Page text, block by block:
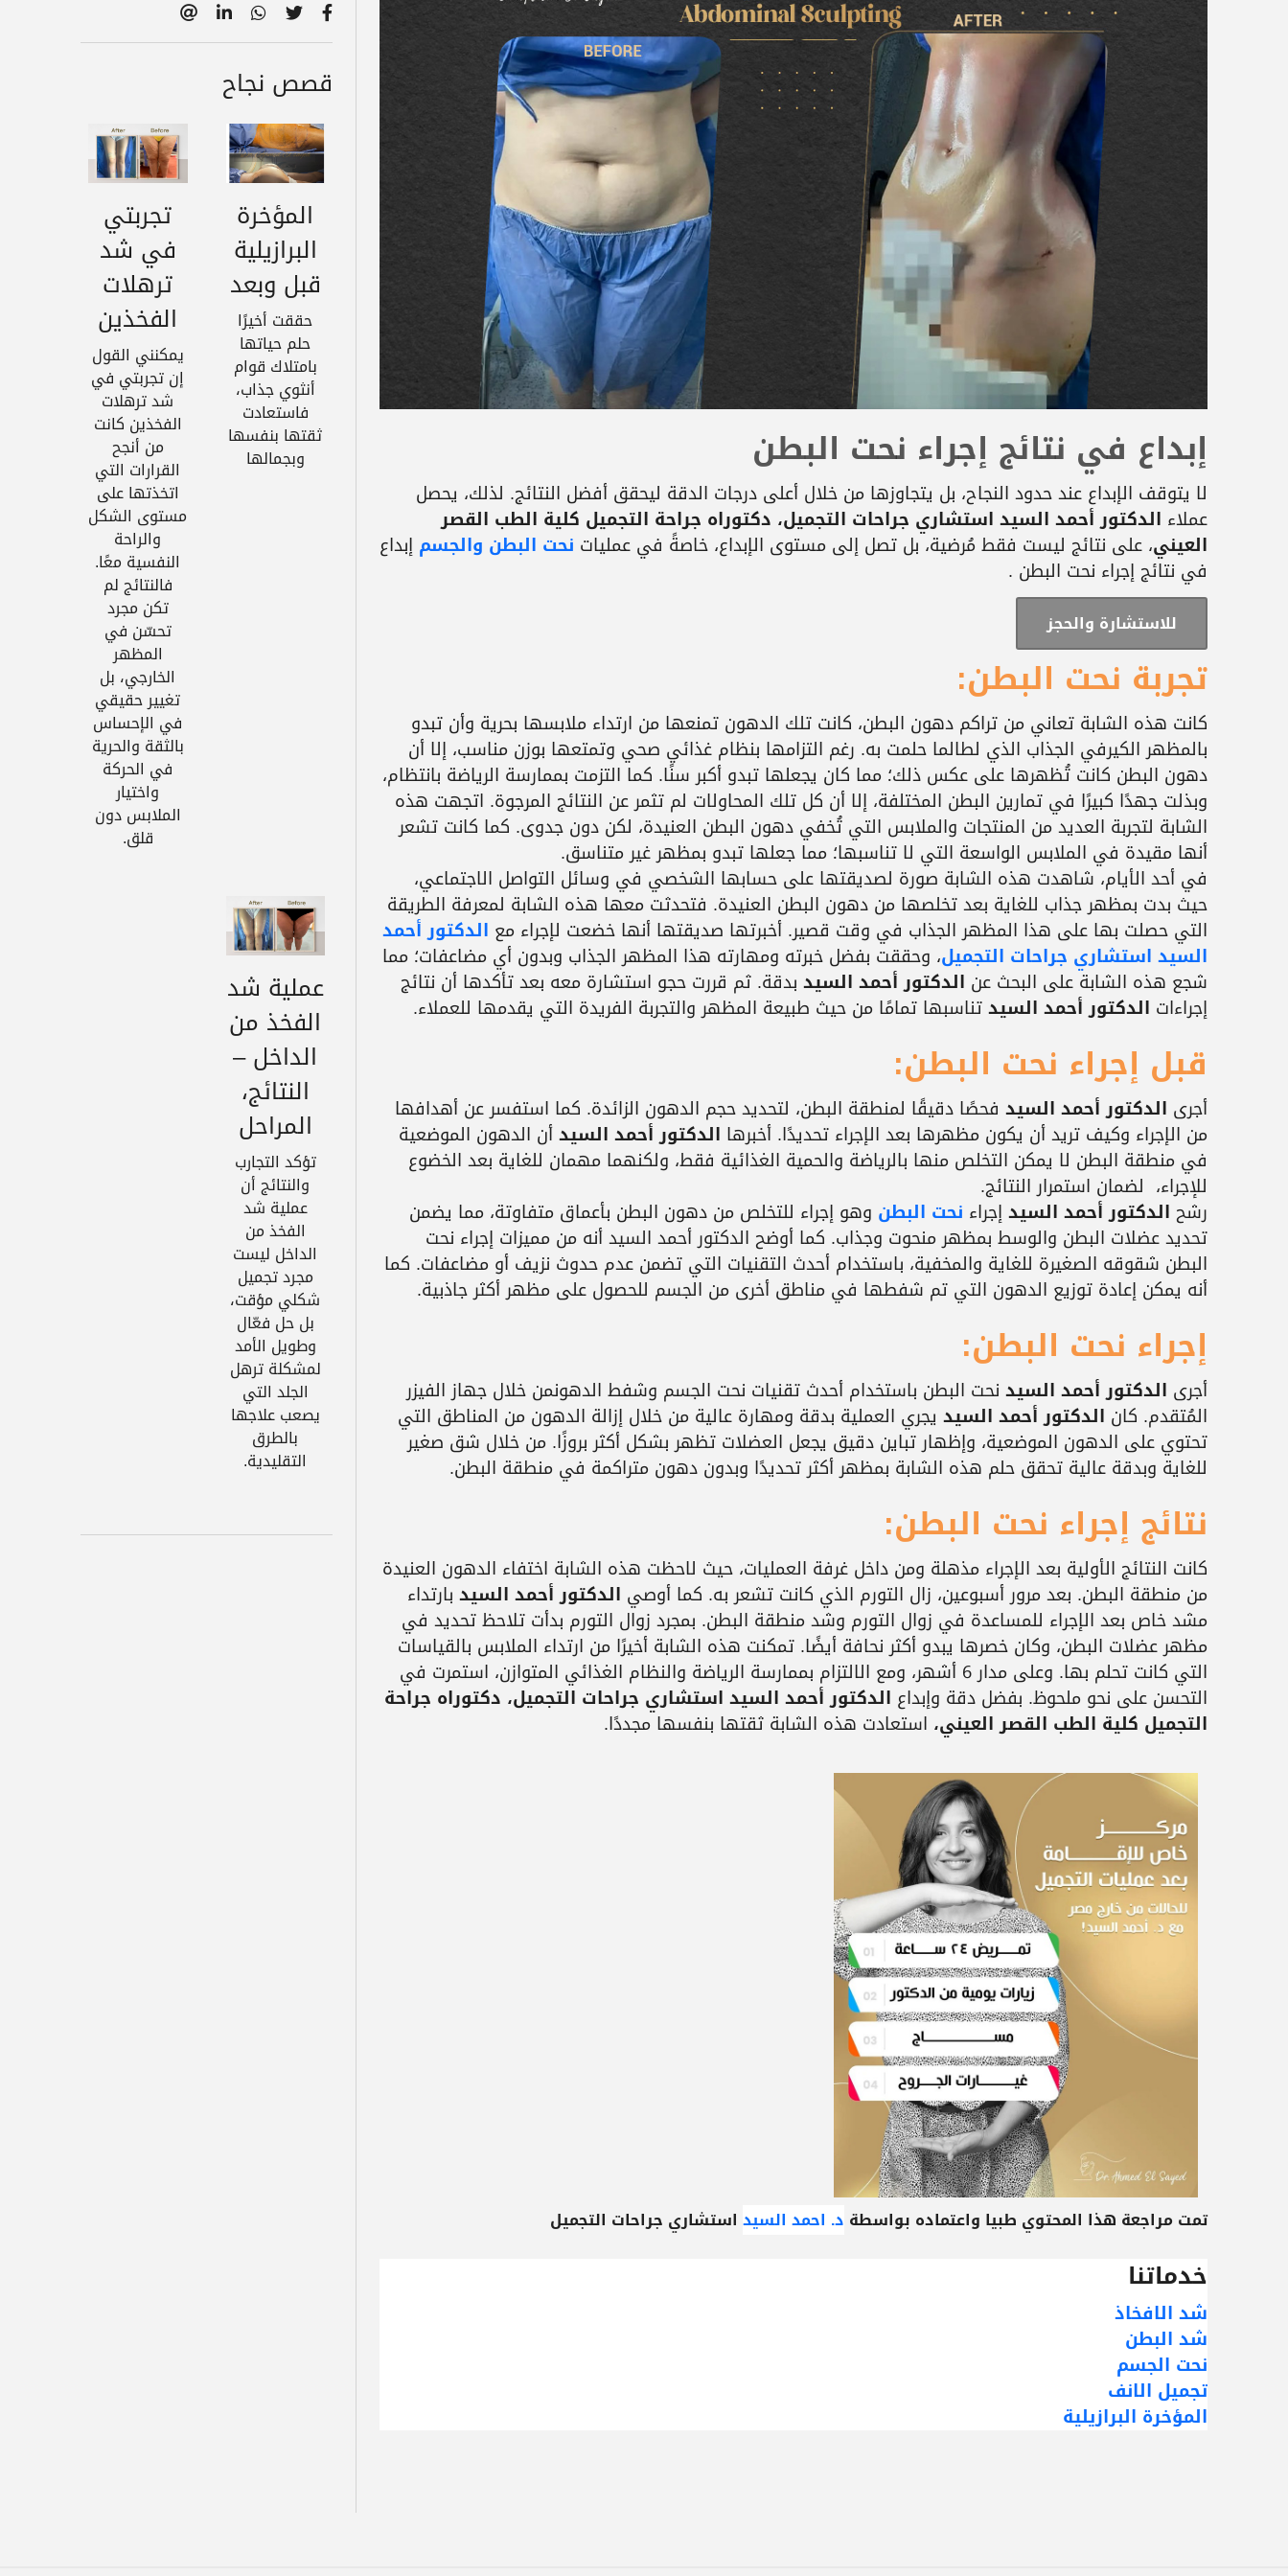
إبداع في نتائج إجراء نحت البطن
لا يتوقف الإبداع عند حدود النجاح، بل يتجاوزها من خلال أعلى درجات الدقة ليحقق أفضل النتائج. لذلك، يحصل
عملاء الدكتور أحمد السيد استشاري جراحات التجميل، دكتوراه جراحة التجميل كلية الطب القصر
العيني، على نتائج ليست فقط مُرضية، بل تصل إلى مستوى الإبداع، خاصةً في عمليات نحت البطن والجسم إبداع
في نتائج إجراء نحت البطن .
للاستشارة والحجز
تجربة نحت البطن:
كانت هذه الشابة تعاني من تراكم دهون البطن، كانت تلك الدهون تمنعها من ارتداء ملابسها بحرية وأن تبدو
بالمظهر الكيرفي الجذاب الذي لطالما حلمت به. رغم التزامها بنظام غذائي صحي وتمتعها بوزن مناسب، إلا أن
دهون البطن كانت تُظهرها على عكس ذلك؛ مما كان يجعلها تبدو أكبر سنًا. كما التزمت بممارسة الرياضة بانتظام،
وبذلت جهدًا كبيرًا في تمارين البطن المختلفة، إلا أن كل تلك المحاولات لم تثمر عن النتائج المرجوة. اتجهت هذه
الشابة لتجربة العديد من المنتجات والملابس التي تُخفي دهون البطن العنيدة، لكن دون جدوى. كما كانت تشعر
أنها مقيدة في الملابس الواسعة التي لا تناسبها؛ مما جعلها تبدو بمظهر غير متناسق.
في أحد الأيام، شاهدت هذه الشابة صورة لصديقتها على حسابها الشخصي في وسائل التواصل الاجتماعي،
حيث بدت بمظهر جذاب للغاية بعد تخلصها من دهون البطن العنيدة. فتحدثت معها هذه الشابة لمعرفة الطريقة
التي حصلت بها على هذا المظهر الجذاب في وقت قصير. أخبرتها صديقتها أنها خضعت لإجراء مع الدكتور أحمد
السيد استشاري جراحات التجميل، وحققت بفضل خبرته ومهارته هذا المظهر الجذاب وبدون أي مضاعفات؛ مما
شجع هذه الشابة على البحث عن الدكتور أحمد السيد بدقة. ثم قررت حجو استشارة معه بعد تأكدها أن نتائج
إجراءات الدكتور أحمد السيدتناسبها تمامًا من حيث طبيعة المظهر والتجربة الفريدة التي يقدمها للعملاء.
قبل إجراء نحت البطن:
أجرى الدكتور أحمد السيد فحصًا دقيقًا لمنطقة البطن، لتحديد حجم الدهون الزائدة. كما استفسر عن أهدافها
من الإجراء وكيف تريد أن يكون مظهرها بعد الإجراء تحديدًا. أخبرها الدكتور أحمد السيدأن الدهون الموضعية
في منطقة البطن لا يمكن التخلص منها بالرياضة والحمية الغذائية فقط، ولكنهما مهمان للغاية بعد الخضوع
للإجراء، لضمان استمرار النتائج.
رشح الدكتور أحمد السيد إجراء نحت البطن وهو إجراء للتخلص من دهون البطن بأعماق متفاوتة، مما يضمن
تحديد عضلات البطن والوسط بمظهر منحوت وجذاب. كما أوضح الدكتور أحمد السيد أنه من مميزات إجراء نحت
البطن شقوقه الصغيرة للغاية والمخفية، باستخدام أحدث التقنيات التي تضمن عدم حدوث نزيف أو مضاعفات. كما
أنه يمكن إعادة توزيع الدهون التي تم شفطها في مناطق أخرى من الجسم للحصول على مظهر أكثر جاذبية.
إجراء نحت البطن:
أجرى الدكتور أحمد السيد نحت البطن باستخدام أحدث تقنيات نحت الجسم وشفط الدهونمن خلال جهاز الفيزر
المُتقدم. كان الدكتور أحمد السيد يجري العملية بدقة ومهارة عالية من خلال إزالة الدهون من المناطق التي
تحتوي على الدهون الموضعية، وإظهار تباين دقيق يجعل العضلات تظهر بشكل أكثر بروزًا. من خلال شق صغير
للغاية وبدقة عالية تحقق حلم هذه الشابة بمظهر أكثر تحديدًا وبدون دهون متراكمة في منطقة البطن.
نتائج إجراء نحت البطن:
كانت النتائج الأولية بعد الإجراء مذهلة ومن داخل غرفة العمليات، حيث لاحظت هذه الشابة اختفاء الدهون العنيدة
من منطقة البطن. بعد مرور أسبوعين، زال التورم الذي كانت تشعر به. كما أوصي الدكتور أحمد السيد بارتداء
مشد خاص بعد الإجراء للمساعدة في زوال التورم وشد منطقة البطن. بمجرد زوال التورم بدأت تلاحظ تحديد في
مظهر عضلات البطن، وكان خصرها يبدو أكثر نحافة أيضًا. تمكنت هذه الشابة أخيرًا من ارتداء الملابس بالقياسات
التي كانت تحلم بها. وعلى مدار 6 أشهر، ومع الالتزام بممارسة الرياضة والنظام الغذائي المتوازن، استمرت في
التحسن على نحو ملحوظ. بفضل دقة وإبداع الدكتور أحمد السيد استشاري جراحات التجميل، دكتوراه جراحة
التجميل كلية الطب القصر العيني، استعادت هذه الشابة ثقتها بنفسها مجددًا.
تمت مراجعة هذا المحتوي طبيا واعتماده بواسطة د. احمد السيد استشاري جراحات التجميل
خدماتنا
شد الافخاذ
شد البطن
نحت الجسم
تجميل الانف
المؤخرة البرازيلية
قصص نجاح
المؤخرة
البرازيلية
قبل وبعد
حققت أخيرًا
حلم حياتها
بامتلاك قوام
أنثوي جذاب،
فاستعادت
ثقتها بنفسها
وبجمالها
تجربتي
في شد
ترهلات
الفخذين
يمكنني القول
إن تجربتي في
شد ترهلات
الفخذين كانت
من أنجح
القرارات التي
اتخذتها على
مستوى الشكل
والراحة
النفسية معًا.
فالنتائج لم
تكن مجرد
تحسّن في
المظهر
الخارجي، بل
تغيير حقيقي
في الإحساس
بالثقة والحرية
في الحركة
واختيار
الملابس دون
قلق.
عملية شد
الفخذ من
الداخل –
النتائج،
المراحل
تؤكد التجارب
والنتائج أن
عملية شد
الفخذ من
الداخل ليست
مجرد تجميل
شكلي مؤقت،
بل حل فعّال
وطويل الأمد
لمشكلة ترهل
الجلد التي
يصعب علاجها
بالطرق
التقليدية.